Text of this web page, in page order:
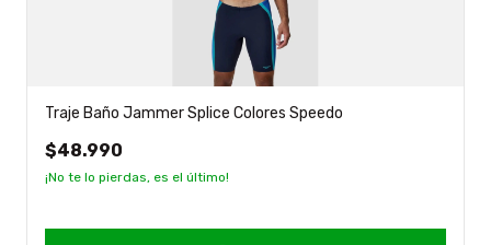
Traje Baño Jammer Splice Colores Speedo
$48.990
¡No te lo pierdas, es el último!